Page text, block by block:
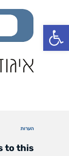
פתח סרגל נגישות
הערות
to this